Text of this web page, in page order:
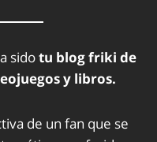
sidotu blog friki de
y libros.
de un fan que se